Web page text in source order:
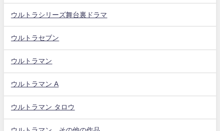
ウルトラシリーズ舞台裏ドラマ
ウルトラセブン
ウルトラマン
ウルトラマン A
ウルトラマン タロウ